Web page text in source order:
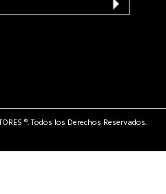
®. Todos los Derechos Reservados.